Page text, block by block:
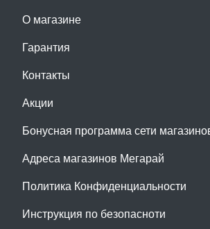
О магазине
Гарантия
Контакты
Акции
Бонусная программа сети
Адреса магазинов Мегарай
Политика Конфиденциальности
Инструкция по безопасноти